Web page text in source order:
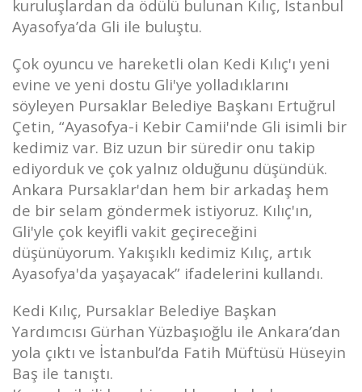
kuruluşlardan da ödülü bulunan Kılıç, İstanbul
Ayasofya’da Gli ile buluştu.
Çok oyuncu ve hareketli olan Kedi Kılıç'ı yeni
evine ve yeni dostu Gli'ye yolladıklarını
söyleyen Pursaklar Belediye Başkanı Ertuğrul
Çetin, “Ayasofya-i Kebir Camii'nde Gli isimli bir
kedimiz var. Biz uzun bir süredir onu takip
ediyorduk ve çok yalnız olduğunu düşündük.
Ankara Pursaklar'dan hem bir arkadaş hem
de bir selam göndermek istiyoruz. Kılıç'ın,
Gli'yle çok keyifli vakit geçireceğini
düşünüyorum. Yakışıklı kedimiz Kılıç, artık
Ayasofya'da yaşayacak” ifadelerini kullandı.
Kedi Kılıç, Pursaklar Belediye Başkan
Yardımcısı Gürhan Yüzbaşıoğlu ile Ankara’dan
yola çıktı ve İstanbul’da Fatih Müftüsü Hüseyin
Baş ile tanıştı.